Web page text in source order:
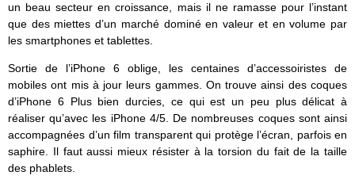
un beau secteur en croissance, mais il ne ramasse pour l’instant
que des miettes d’un marché dominé en valeur et en volume par
les smartphones et tablettes.
Sortie de l’iPhone 6 oblige, les centaines d’accessoiristes de
mobiles ont mis à jour leurs gammes. On trouve ainsi des coques
d’iPhone 6 Plus bien durcies, ce qui est un peu plus délicat à
réaliser qu’avec les iPhone 4/5. De nombreuses coques sont ainsi
accompagnées d’un film transparent qui protège l’écran, parfois en
saphire. Il faut aussi mieux résister à la torsion du fait de la taille
des phablets.